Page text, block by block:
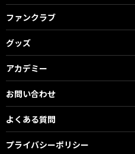
ファンクラブ
グッズ
アカデミー
お問い合わせ
よくある質問
プライバシーポリシー